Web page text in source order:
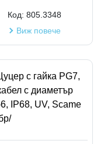
Код: 805.3348
Виж повече